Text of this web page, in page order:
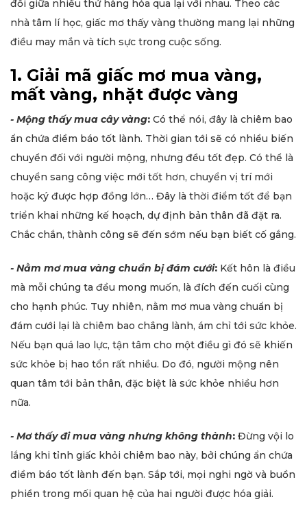
đổi giữa nhiều thứ hàng hóa qua lại với nhau. Theo các
nhà tâm lí học, giấc mơ thấy vàng thường mang lại những
điều may mắn và tích sực trong cuộc sống.
1. Giải mã giấc mơ mua vàng,
mất vàng, nhặt được vàng
- Mộng thấy mua cây vàng: Có thể nói, đây là chiêm bao
ẩn chứa điềm báo tốt lành. Thời gian tới sẽ có nhiều biến
chuyển đối với người mộng, nhưng đều tốt đẹp. Có thể là
chuyển sang công việc mới tốt hơn, chuyển vị trí mới
hoặc ký được hợp đồng lớn… Đây là thời điểm tốt để bạn
triển khai những kế hoạch, dự định bản thân đã đặt ra.
Chắc chắn, thành công sẽ đến sớm nếu bạn biết cố gắng.
- Nằm mơ mua vàng chuẩn bị đám cưới: Kết hôn là điều
mà mỗi chúng ta đều mong muốn, là đích đến cuối cùng
cho hạnh phúc. Tuy nhiên, nằm mơ mua vàng chuẩn bị
đám cưới lại là chiêm bao chẳng lành, ám chỉ tới sức khỏe.
Nếu bạn quá lao lực, tận tâm cho một điều gì đó sẽ khiến
sức khỏe bị hao tổn rất nhiều. Do đó, người mộng nên
quan tâm tới bản thân, đặc biệt là sức khỏe nhiều hơn
nữa.
- Mơ thấy đi mua vàng nhưng không thành: Đừng vội lo
lắng khi tỉnh giấc khỏi chiêm bao này, bởi chúng ẩn chứa
điềm báo tốt lành đến bạn. Sắp tới, mọi nghi ngờ và buồn
phiền trong mối quan hệ của hai người được hóa giải.